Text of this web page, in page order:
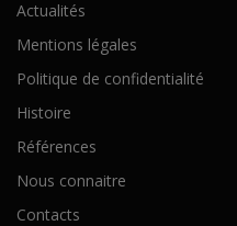
Actualités
Mentions légales
Politique de confidentialité
Histoire
Références
Nous connaitre
Contacts